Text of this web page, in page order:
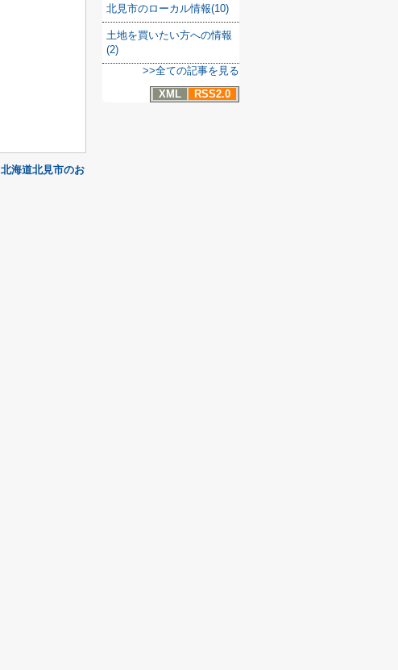
北海道北見市のお
北見市のローカル情報(10)
土地を買いたい方への情報
(2)
>>全ての記事を見る
XML
RSS2.0